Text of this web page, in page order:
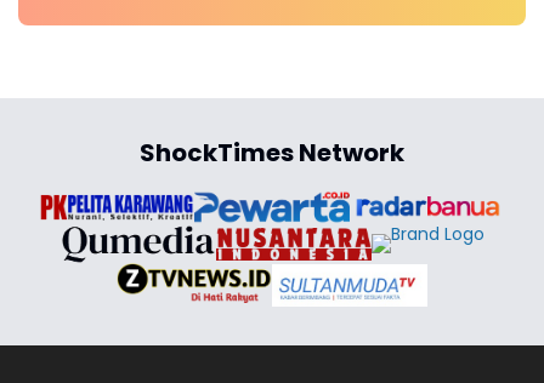
ShockTimes Network